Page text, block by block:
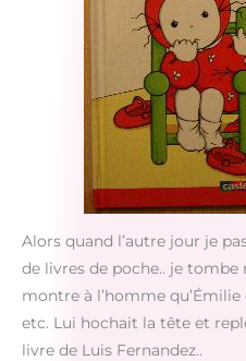
Alors quand l’autre jour je
de livres de poche.. je tombe
montre à l’homme
etc. Lui hochait la tête et
livre de Luis Fernandez..